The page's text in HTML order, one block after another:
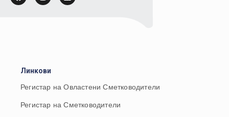
Линкови
Регистар на Овластени Сметководители
Регистар на Сметководители